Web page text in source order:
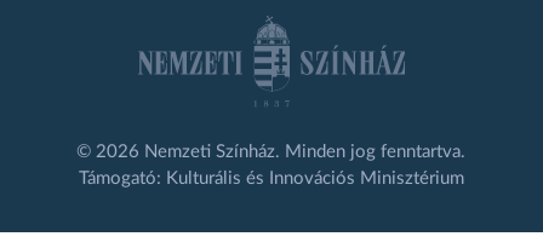
© 2026 Nemzeti Színház. Minden jog fenntartva.
Támogató: Kulturális és Innovációs Minisztérium